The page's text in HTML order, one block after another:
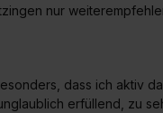
nur
dass ich aktiv
erfüllend, zu